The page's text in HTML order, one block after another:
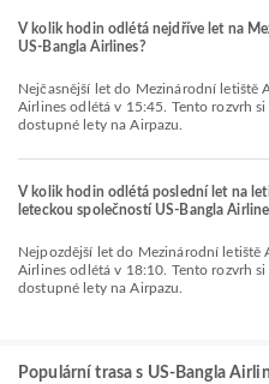
V kolik hodin odlétá nejdříve let na
US-Bangla Airlines?
Nejčasnější let do Mezinárodní letiště Abú Zabí se společností US-Bangla
Airlines odlétá v 15:45. Tento rozvrh
dostupné lety na Airpazu.
V kolik hodin odlétá poslední let na
leteckou společností US-Bangla
Nejpozdější let do Mezinárodní letiště Abú Zabí se společností US-Bangla
Airlines odlétá v 18:10. Tento rozvrh
dostupné lety na Airpazu.
Populární trasa s US-Bangla